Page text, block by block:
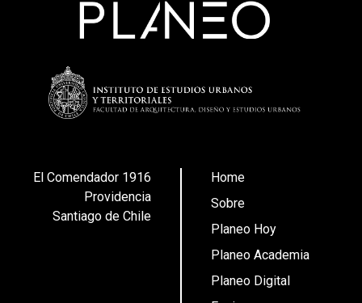
El Comendador 1916
Providencia
Santiago de Chile
Home
Sobre
Planeo Hoy
Planeo Academia
Planeo Digital